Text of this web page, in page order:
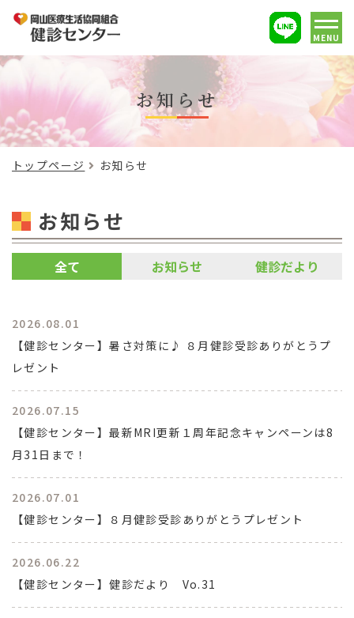
MENU
お知らせ
トップページ お知らせ
お知らせ
全て お知らせ 健診だより
2026.08.01
【健診センター】暑さ対策に♪ ８月健診受診ありがとうプ
レゼント
2026.07.15
【健診センター】最新MRI更新１周年記念キャンペーンは8
月31日まで！
2026.07.01
【健診センター】８月健診受診ありがとうプレゼント
2026.06.22
【健診センター】健診だより Vo.31